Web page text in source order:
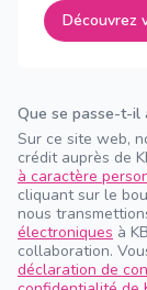
Découvrez
Que se passe-t-
Sur ce site web,
crédit auprès de
à caractère
cliquant sur le
nous
électroniques à
collaboration.
déclaration de